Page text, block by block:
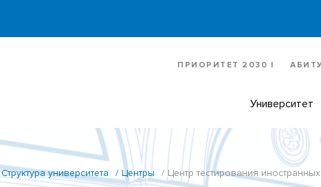
ПРИОРИТЕТ 2030 |
Университет
Структура университета Центры Центр тестирования